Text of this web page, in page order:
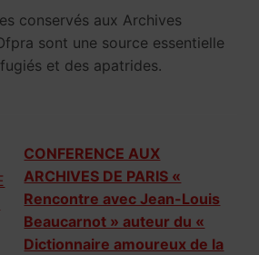
conservés aux Archives
sont une source essentielle
et des apatrides.
CONFERENCE AUX
ARCHIVES DE PARIS «
Rencontre avec Jean-Louis
Beaucarnot » auteur du «
Dictionnaire amoureux de la